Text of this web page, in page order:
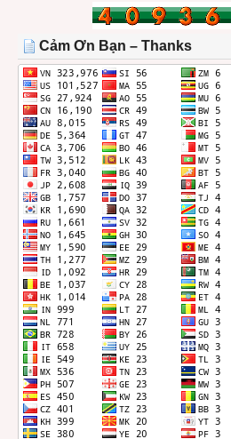
THÁNG
Cảm Ơn Bạn – Thanks